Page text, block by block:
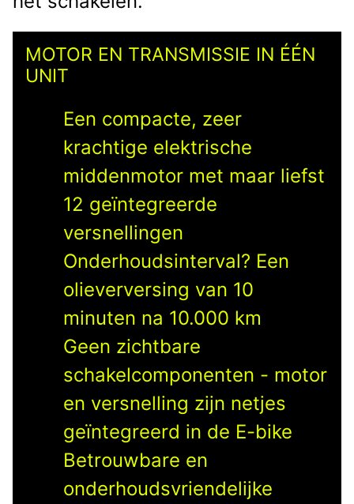
MOTOR EN TRANSMISSIE IN ÉÉN
UNIT
Een compacte, zeer
krachtige elektrische
middenmotor met maar liefst
12 geïntegreerde
versnellingen
Onderhoudsinterval? Een
olieverversing van 10
minuten na 10.000 km
Geen zichtbare
schakelcomponenten - motor
en versnelling zijn netjes
geïntegreerd in de E-bike
Betrouwbare en
onderhoudsvriendelijke